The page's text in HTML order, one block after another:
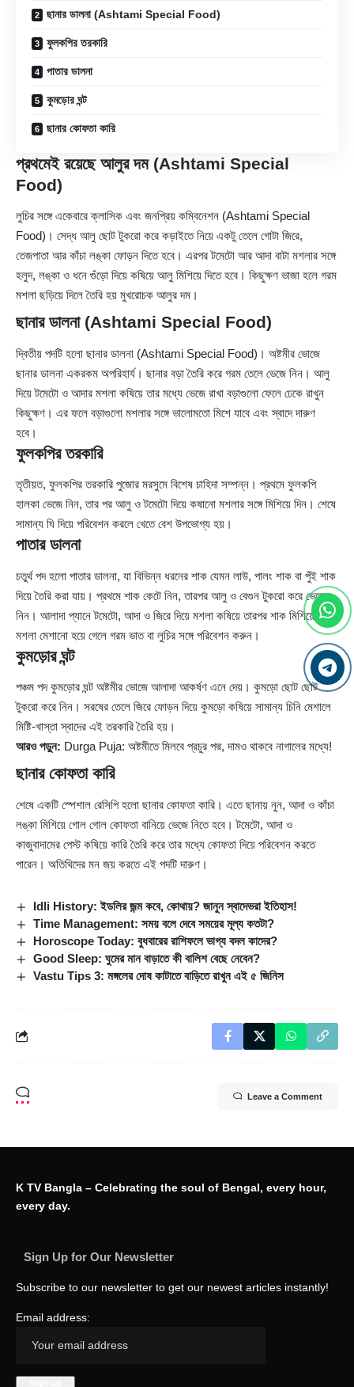
ছানার ডালনা (Ashtami Special Food)
ফুলকপির তরকারি
পাতার ডালনা
কুমড়োর ঘন্ট
ছানার কোফতা কারি
প্রথমেই রয়েছে আলুর দম(Ashtami Special
Food)
লুচির সঙ্গে একেবারে ক্লাসিক এবং জনপ্রিয় কম্বিনেশন (Ashtami Special
Food)। সেদ্ধ আলু ছোট টুকরো করে কড়াইতে নিয়ে একটু তেলে গোটা জিরে,
তেজপাতা আর কাঁচা লঙ্কা ফোড়ন দিতে হবে। এরপর টমেটো আর আদা বাটা মশলার সঙ্গে
হলুদ, লঙ্কা ও ধনে গুঁড়ো দিয়ে কষিয়ে আলু মিশিয়ে দিতে হবে। কিছুক্ষণ ভাজা হলে গরম
মশলা ছড়িয়ে দিলে তৈরি হয় মুখরোচক আলুর দম।
ছানার ডালনা (Ashtami Special Food)
দ্বিতীয় পদটি হলো ছানার ডালনা (Ashtami Special Food)। অষ্টমীর ভোজে
ছানার ডালনা একরকম অপরিহার্য। ছানার বড়া তৈরি করে গরম তেলে ভেজে নিন। আলু
দিয়ে টমেটো ও আদার মশলা কষিয়ে তার মধ্যে ভেজে রাখা বড়াগুলো ফেলে ঢেকে রাখুন
কিছুক্ষণ। এর ফলে বড়াগুলো মশলার সঙ্গে ভালোমতো মিশে যাবে এবং স্বাদে দারুণ
হবে।
ফুলকপির তরকারি
তৃতীয়ত, ফুলকপির তরকারি পুজোর মরসুমে বিশেষ চাহিদা সম্পন্ন। প্রথমে ফুলকপি
হালকা ভেজে নিন, তার পর আলু ও টমেটো দিয়ে কষানো মশলার সঙ্গে মিশিয়ে দিন। শেষে
সামান্য ঘি দিয়ে পরিবেশন করলে খেতে বেশ উপভোগ্য হয়।
পাতার ডালনা
চতুর্থ পদ হলো পাতার ডালনা, যা বিভিন্ন ধরনের শাক যেমন লাউ, পালং শাক বা পুঁই শাক
দিয়ে তৈরি করা যায়। প্রথমে শাক কেটে নিন, তারপর আলু ও বেগুন টুকরো করে ভেজে
নিন। আলাদা প্যানে টমেটো, আদা ও জিরে দিয়ে মশলা কষিয়ে তারপর শাক মিশিয়ে দিন।
মশলা মেশানো হয়ে গেলে গরম ভাত বা লুচির সঙ্গে পরিবেশন করুন।
কুমড়োর ঘন্ট
পঞ্চম পদ কুমড়োর ঘন্ট অষ্টমীর ভোজে আলাদা আকর্ষণ এনে দেয়। কুমড়ো ছোট ছোট
টুকরো করে নিন। সরষের তেলে জিরে ফোড়ন দিয়ে কুমড়ো কষিয়ে সামান্য চিনি মেশালে
মিষ্টি-খাস্তা স্বাদের এই তরকারি তৈরি হয়।
আরও পড়ুন: Durga Puja: অষ্টমীতে মিলবে প্রচুর পদ্ম, দামও থাকবে নাগালের মধ্যে!
ছানার কোফতা কারি
শেষে একটি স্পেশাল রেসিপি হলো ছানার কোফতা কারি। এতে ছানায় নুন, আদা ও কাঁচা
লঙ্কা মিশিয়ে গোল গোল কোফতা বানিয়ে ভেজে নিতে হবে। টমেটো, আদা ও
কাজুবাদামের পেস্ট কষিয়ে কারি তৈরি করে তার মধ্যে কোফতা দিয়ে পরিবেশন করতে
পারেন। অতিথিদের মন জয় করতে এই পদটি দারুণ।
Idli History: ইডলির জন্ম কবে, কোথায়? জানুন স্বাদেভরা ইতিহাস!
Time Management: সময় বলে দেবে সময়ের মূল্য কতটা?
Horoscope Today: বুধবারের রাশিফলে ভাগ্য বদল কাদের?
Good Sleep: ঘুমের মান বাড়াতে কী বালিশ বেছে নেবেন?
Vastu Tips 3: মঙ্গলের দোষ কাটাতে বাড়িতে রাখুন এই ৫ জিনিস
Leave a Comment
K TV Bangla – Celebrating the soul of Bengal, every hour,
every day.
Sign Up for Our Newsletter
Subscribe to our newsletter to get our newest articles instantly!
Email address: